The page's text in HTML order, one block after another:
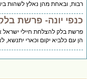
ובאחת מהן נאלץ לשהות ביום
יונה- פרשת בלק
בלק להצלחת חיילי ישראל
עם כלביא יקום וכארי יתנשא,